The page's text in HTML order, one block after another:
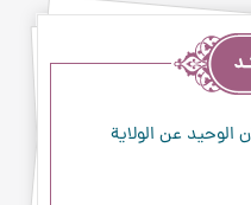
الوحيد عن الولاية